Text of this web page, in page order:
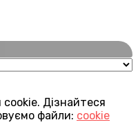
Дізнайтеся
файли: cookie